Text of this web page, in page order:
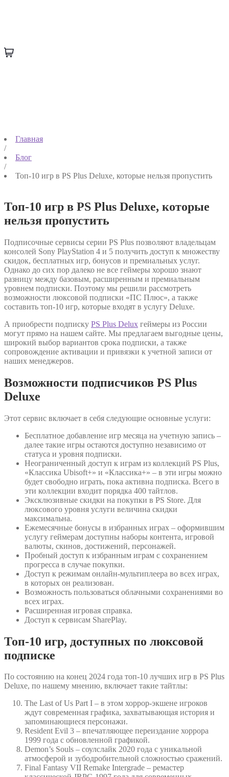
Главная
/
Блог
/
Топ-10 игр в PS Plus Deluxe, которые нельзя пропустить
Топ-10 игр в PS Plus Deluxe, которые
нельзя пропустить
Подписочные сервисы серии PS Plus позволяют владельцам
консолей Sony PlayStation 4 и 5 получить доступ к множеству
скидок, бесплатных игр, бонусов и премиальных услуг.
Однако до сих пор далеко не все геймеры хорошо знают
разницу между базовым, расширенным и премиальным
уровнем подписки. Поэтому мы решили рассмотреть
возможности люксовой подписки «ПС Плюс», а также
составить топ-10 игр, которые входят в услугу Deluxe.
А приобрести подписку PS Plus Delux геймеры из России
могут прямо на нашем сайте. Мы предлагаем выгодные цены,
широкий выбор вариантов срока подписки, а также
сопровождение активации и привязки к учетной записи от
наших менеджеров.
Возможности подписчиков PS Plus
Deluxe
Этот сервис включает в себя следующие основные услуги:
Бесплатное добавление игр месяца на учетную запись –
далее такие игры остаются доступно независимо от
статуса и уровня подписки.
Неограниченный доступ к играм из коллекций PS Plus,
«Классика Ubisoft+» и «Классика+» – в эти игры можно
будет свободно играть, пока активна подписка. Всего в
эти коллекции входит порядка 400 тайтлов.
Эксклюзивные скидки на покупки в PS Store. Для
люксового уровня услуги величина скидки
максимальна.
Ежемесячные бонусы в избранных играх – оформившим
услугу геймерам доступны наборы контента, игровой
валюты, скинов, достижений, персонажей.
Пробный доступ к избранным играм с сохранением
прогресса в случае покупки.
Доступ к режимам онлайн-мультиплеера во всех играх,
в которых он реализован.
Возможность пользоваться облачными сохранениями во
всех играх.
Расширенная игровая справка.
Доступ к сервисам SharePlay.
Топ-10 игр, доступных по люксовой
подписке
По состоянию на конец 2024 года топ-10 лучших игр в PS Plus
Deluxe, по нашему мнению, включает такие тайтлы:
The Last of Us Part I – в этом хоррор-экшене игроков
ждут современная графика, захватывающая история и
запоминающиеся персонажи.
Resident Evil 3 – впечатляющее переиздание хоррора
1999 года с обновленной графикой.
Demon’s Souls – соулслайк 2020 года с уникальной
атмосферой и зубодробительной сложностью сражений.
Final Fantasy VII Remake Intergrade – ремастер